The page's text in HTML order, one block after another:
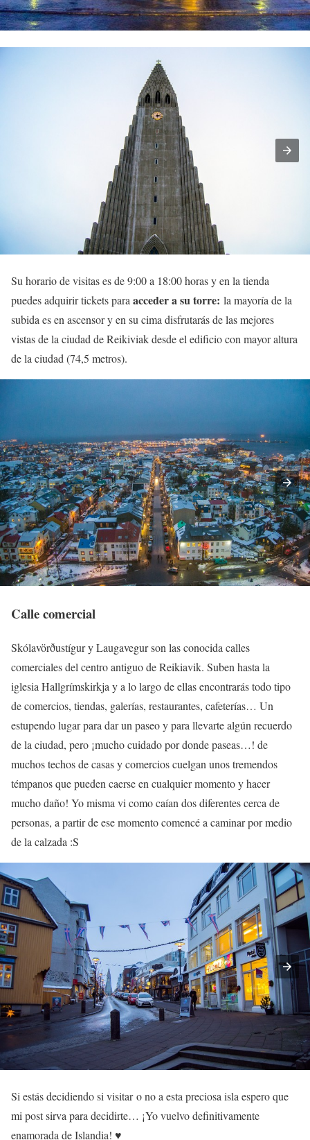
Su horario de visitas es de 9:00 a 18:00 horas y en la tienda
puedes adquirir tickets para acceder a su torre: la mayoría de la
subida es en ascensor y en su cima disfrutarás de las mejores
vistas de la ciudad de Reikiviak desde el edificio con mayor altura
de la ciudad (74,5 metros).
Calle comercial
Skólavörðustígur y Laugavegur son las conocida calles
comerciales del centro antiguo de Reikiavik. Suben hasta la
iglesia Hallgrímskirkja y a lo largo de ellas encontrarás todo tipo
de comercios, tiendas, galerías, restaurantes, cafeterías… Un
estupendo lugar para dar un paseo y para llevarte algún recuerdo
de la ciudad, pero ¡mucho cuidado por donde paseas…! de
muchos techos de casas y comercios cuelgan unos tremendos
témpanos que pueden caerse en cualquier momento y hacer
mucho daño! Yo misma vi como caían dos diferentes cerca de
personas, a partir de ese momento comencé a caminar por medio
de la calzada :S
Si estás decidiendo si visitar o no a esta preciosa isla espero que
mi post sirva para decidirte… ¡Yo vuelvo definitivamente
enamorada de Islandia! ♥